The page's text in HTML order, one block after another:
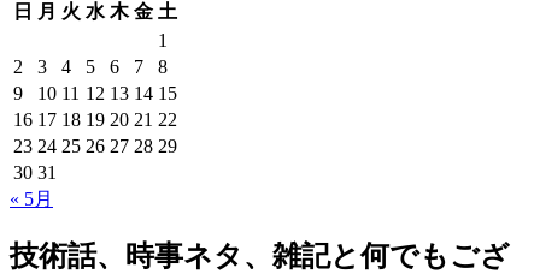
日 月 火 水 木 金 土
1
2
3 4 5 6 7
8
9
10 11 12 13 14 15
16 17 18 19 20 21 22
23 24 25 26 27 28 29
30 31
« 5月
技術話、時事ネタ、雑記と何でもござ